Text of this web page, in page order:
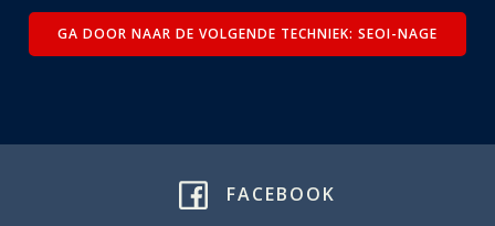
GA DOOR NAAR DE VOLGENDE TECHNIEK: SEOI-NAGE
FACEBOOK